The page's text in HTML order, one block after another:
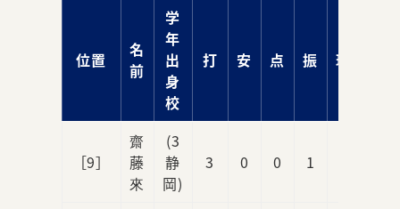
位置
名
前
学
年
出
身
校
打 安 点 振 球
［9］
齋
藤
來
(3
静
岡)
3 0 0 1